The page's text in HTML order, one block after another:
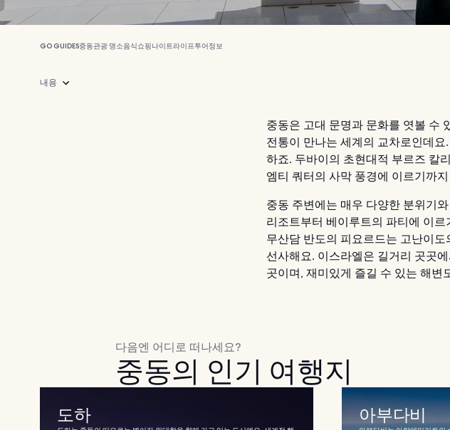
GO GUIDES중동관광 명소음식쇼핑나이트라이프투어정보
내용
중동은 고대 문명과 문화를 엿볼 수
전통이 만나는 세계의 교차로인데
하죠. 두바이의 초현대적 부르즈 칼
엠티 쿼터의 사막 풍경에 이르기까
중동 주변에는 매우 다양한 분위기
리조트부터 베이루트의 파티에 이
무산담 반도의 피요르드는 고난이
선사해요. 이스라엘은 길거리 곳곳
곳이며, 재미있게 즐길 수 있는 해변
다음엔 어디로 떠나세요?
중동의 인기 여행지
도하 아부다비